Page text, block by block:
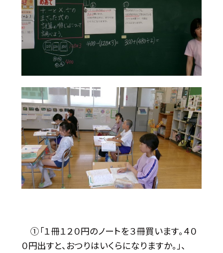
①「１冊１２０円のノートを３冊買います。４０
０円出すと、おつりはいくらになりますか。」、